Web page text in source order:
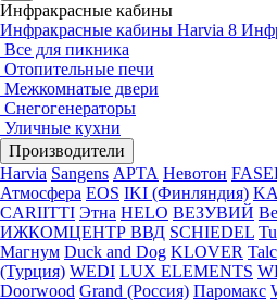
Инфракрасные кабины
Инфракрасные кабины Harvia 8
Все для пикника
Отопительные печи
Межкомнатые двери
Снегогенераторы
Уличные кухни
Производители
Harvia Sangens АРТА Невотон
Атмосфера EOS IKI (Финляндия)
CARIITTI Этна HELO ВЕЗУВИЙ
ИЖКОМЦЕНТР ВВД SCHIEDEL
Магнум Duck and Dog KLOVER Talc
(Турция) WEDI LUX ELEMENTS
Doorwood Grand (Россия) Паромакс